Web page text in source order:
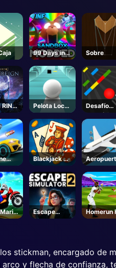
99 Days in
the Forest
But
MODDED -
Roblox
Sobre
RING
Pelota Loca
3D
Desafío
cromático
la
Blackjack 21
Rush
de
Escape
Simulator 2
Homerun
stickman, encargado de
y flecha de